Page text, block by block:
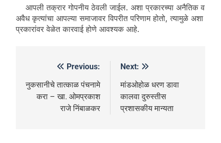
आपली तक्रार गोपनीय ठेवली जाईल. अशा प्रकारच्या अनैतिक व
अवैध कृत्यांचा आपल्या समाजावर विपरीत परिणाम होतो, त्यामुळे अशा
प्रकारांवर वेळेत कारवाई होणे आवश्यक आहे.
Previous:
नुकसानीचे तात्काळ पंचनामे
करा – खा. ओमप्रकाश
राजे निंबाळकर
Next:
मांडओहोळ धरण डावा
कालवा दुरुस्तीस
प्रशासकीय मान्यता